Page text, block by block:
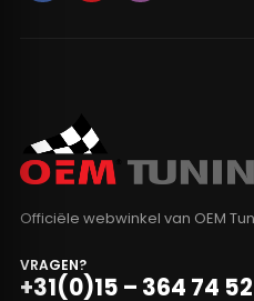
Officiële webwinkel van OEM
VRAGEN?
+31(0)15 – 364 74 52